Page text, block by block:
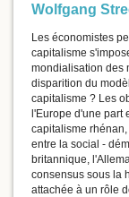
Wolfgang
Les économistes
capitalisme
mondialisation des
disparition du
capitalisme ? Les
l'Europe d'une part
capitalisme
entre la social -
britannique,
consensus sous la
attachée à un rôle